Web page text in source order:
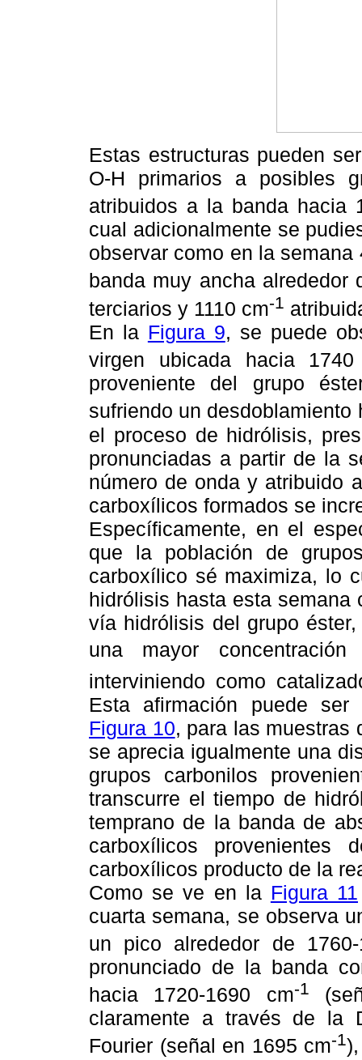
Estas estructuras pueden
O-H primarios a posibles
atribuidos a la banda hacia
cual adicionalmente se
observar como en la
banda muy ancha alrededor
terciarios y 1110 cm-1
En la Figura 9, se puede
virgen ubicada hacia
proveniente del grupo
sufriendo un desdoblamiento
el proceso de hidrólisis,
pronunciadas a partir de la
número de onda y atribuido
carboxílicos formados se
Específicamente, en el
que la población de
carboxílico sé maximiza, lo
hidrólisis hasta esta semana
vía hidrólisis del grupo
una mayor
interviniendo como
Esta afirmación puede
Figura 10, para las muestras
se aprecia igualmente una
grupos carbonilos
transcurre el tiempo de
temprano de la banda de
carboxílicos
carboxílicos producto de la
Como se ve en la Figura 11
cuarta semana, se observa
un pico alrededor de
pronunciado de la banda
hacia 1720-1690 cm-1
claramente a través de la
Fourier (señal en 1695 cm-1